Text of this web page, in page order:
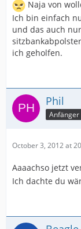
Naja von
Ich bin einfach
und das auch
ich geholfen.
Phil
Anfänger
October 3, 2012 at
Aaaachso jetzt
Ich dachte du